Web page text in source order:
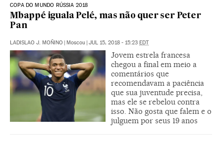
COPA DO MUNDO RÚSSIA 2018
Mbappé iguala Pelé, mas não quer ser Peter
Pan
LADISLAO J. MOÑINO | Moscou | JUL 15, 2018 - 15:23 EDT
Jovem estrela francesa
chegou a final em meio a
comentários que
recomendavam a paciência
que sua juventude precisa,
mas ele se rebelou contra
isso. Não gosta que falem e o
julguem por seus 19 anos